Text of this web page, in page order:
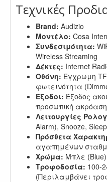
Τεχνικές
Brand: Audizio
Μοντέλο: Cosa
Συνδεσιμότητα:
Wireless Streaming
Δέκτες: Internet
Οθόνη: Έγχρωμη
φωτεινότητα
Έξοδοι: Έξοδος
προσωπική ακρόαση
Λειτουργίες
Alarm), Snooze,
Πρόσθετα
αγαπημένων
Χρώμα: Μπλε (Blue)
Τροφοδοσία: 100-
(Περιλαμβάνει